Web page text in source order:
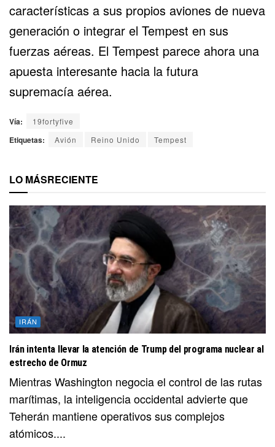
características a sus propios aviones de nueva
generación o integrar el Tempest en sus
fuerzas aéreas. El Tempest parece ahora una
apuesta interesante hacia la futura
supremacía aérea.
Vía: 19fortyfive
Etiquetas: Avión Reino Unido Tempest
LO MÁSRECIENTE
IRÁN
Irán intenta llevar la atención de Trump del programa nuclear al
estrecho de Ormuz
Mientras Washington negocia el control de las rutas
marítimas, la inteligencia occidental advierte que
Teherán mantiene operativos sus complejos
atómicos....